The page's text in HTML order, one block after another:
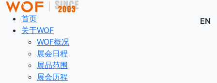
EN
首页
关于WOF
WOF概况
展会日程
展品范围
展会历程